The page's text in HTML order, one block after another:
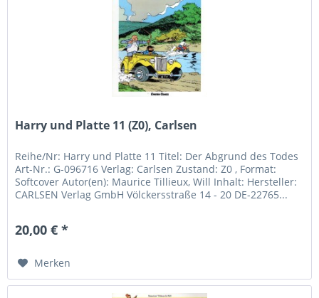
Harry und Platte 11 (Z0), Carlsen
Reihe/Nr: Harry und Platte 11 Titel: Der Abgrund des Todes
Art-Nr.: G-096716 Verlag: Carlsen Zustand: Z0 , Format:
Softcover Autor(en): Maurice Tillieux, Will Inhalt: Hersteller:
CARLSEN Verlag GmbH Völckersstraße 14 - 20 DE-22765...
20,00 € *
Merken